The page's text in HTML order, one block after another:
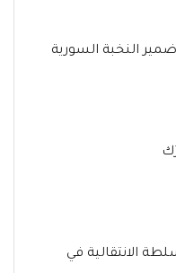
النخبة السورية
الانتقالية في